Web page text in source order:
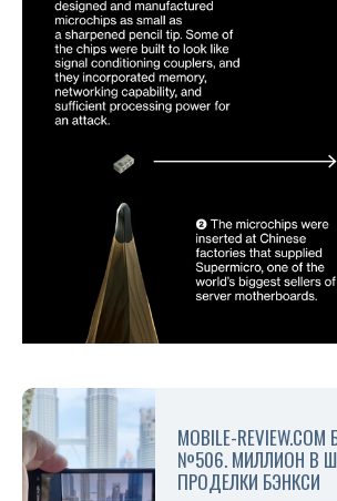
MOBILE-
№506. МИЛЛИОН В
ПРОДЕЛКИ БЭНКСИ